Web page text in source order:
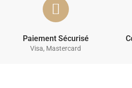
Paiement Sécurisé
Visa, Mastercard